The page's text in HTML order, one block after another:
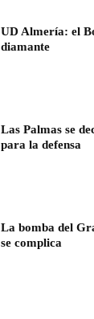
UD Almería: el
diamante
Las Palmas se
para la defensa
La bomba del
se complica